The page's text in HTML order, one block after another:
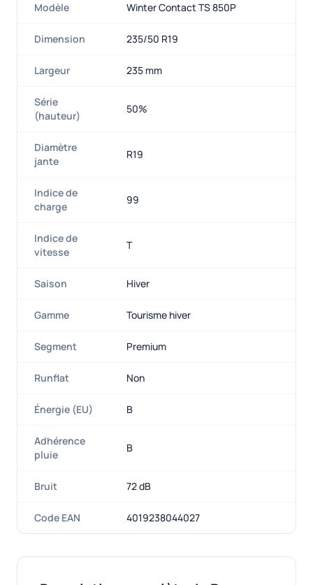
Modèle Winter Contact TS 850P
Dimension 235/50 R19
Largeur 235 mm
Série
(hauteur)
50%
Diamètre
jante
R19
Indice de
charge
99
Indice de
vitesse
T
Saison Hiver
Gamme Tourisme hiver
Segment Premium
Runflat Non
Énergie (EU) B
Adhérence
pluie
B
Bruit 72 dB
Code EAN 4019238044027